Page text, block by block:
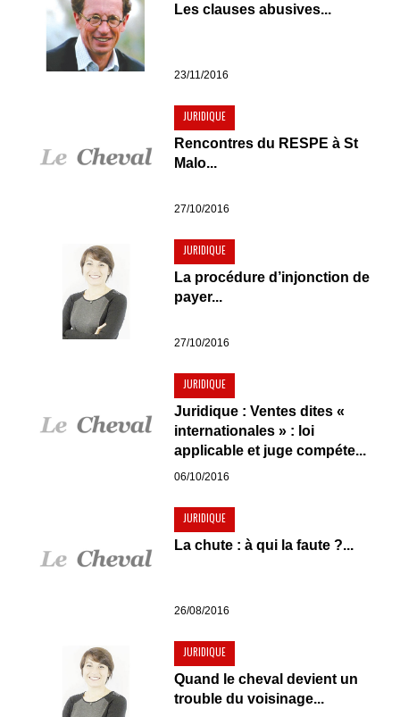
Les clauses abusives...
23/11/2016
JURIDIQUE
Rencontres du RESPE à St
Malo...
27/10/2016
JURIDIQUE
La procédure d’injonction de
payer...
27/10/2016
JURIDIQUE
Juridique : Ventes dites «
internationales » : loi
applicable et juge compéte...
06/10/2016
JURIDIQUE
La chute : à qui la faute ?...
26/08/2016
JURIDIQUE
Quand le cheval devient un
trouble du voisinage...